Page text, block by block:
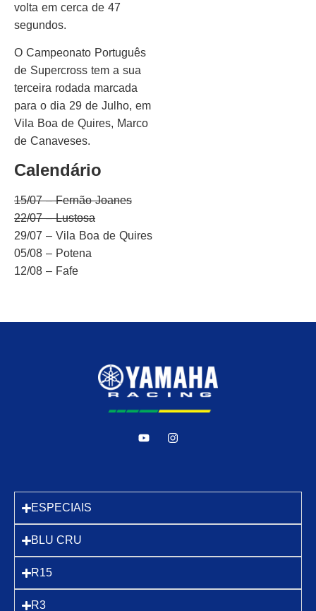
volta em cerca de 47
segundos.
O Campeonato Português
de Supercross tem a sua
terceira rodada marcada
para o dia 29 de Julho, em
Vila Boa de Quires, Marco
de Canaveses.
Calendário
15/07 – Fernão Joanes
22/07 – Lustosa
29/07 – Vila Boa de Quires
05/08 – Potena
12/08 – Fafe
ESPECIAIS
BLU CRU
R15
R3